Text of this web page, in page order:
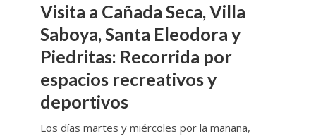
Visita a Cañada Seca, Villa
Saboya, Santa Eleodora y
Piedritas: Recorrida por
espacios recreativos y
deportivos
Los días martes y miércoles por la mañana,